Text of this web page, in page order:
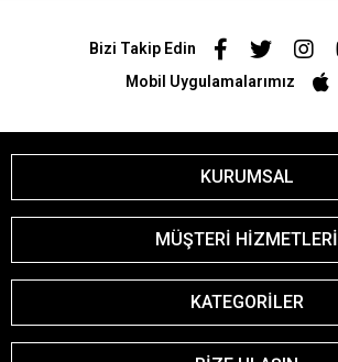
Bizi Takip Edin
Mobil Uygulamalarımız
KURUMSAL
MÜŞTERİ HİZMETLERİ
KATEGORİLER